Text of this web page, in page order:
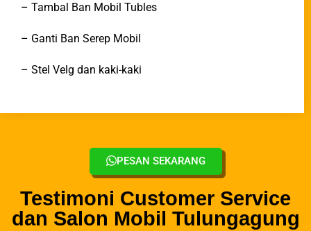
– Tambal Ban Mobil Tubles
– Ganti Ban Serep Mobil
– Stel Velg dan kaki-kaki
PESAN SEKARANG
Testimoni Customer Service
dan Salon Mobil Tulungagung